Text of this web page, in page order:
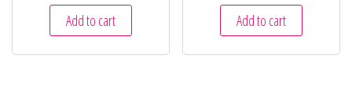
Add to cart Add to cart